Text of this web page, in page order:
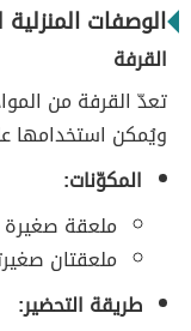
الوصفات المنزلية
القرفة
تعدّ القرفة من
ويُمكن استخدامها
المكوّنات:
ملعقة
ملعقتان
طريقة التحضير: